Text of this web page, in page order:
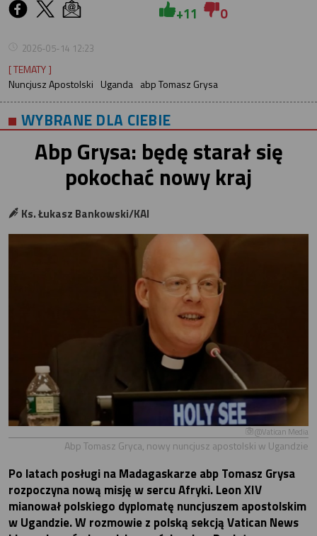
+11 0
2026-05-14 12:23
[ TEMATY ]
Nuncjusz Apostolski Uganda abp Tomasz Grysa
WYBRANE DLA CIEBIE
Abp Grysa: będę starał się
pokochać nowy kraj
Ks. Łukasz Bankowski/KAI
@Vatican Media
Abp Tomasz Gryca, nowy nuncjusz apostolski w Ugandzie
Po latach posługi na Madagaskarze abp Tomasz Grysa
rozpoczyna nową misję w sercu Afryki. Leon XIV
mianował polskiego dyplomatę nuncjuszem apostolskim
w Ugandzie. W rozmowie z polską sekcją Vatican News